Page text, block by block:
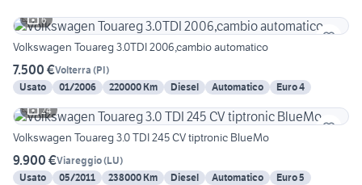
6
Volkswagen Touareg 3.0TDI 2006,cambio automatico
7.500 €Volterra (PI)
Usato
01/2006 220000 Km Diesel Automatico
Euro 4
24
Volkswagen Touareg 3.0 TDI 245 CV tiptronic BlueMo
9.900 €Viareggio(LU)
Usato
05/2011 238000 Km Diesel Automatico
Euro 5